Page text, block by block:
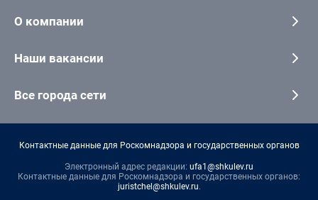
О компании
Наши вакансии
Все города сети
Контактные данные для Роскомнадзора и государственных органов
Электронный адрес редакции: ufa1@shkulev.ru
Контактные данные для Роскомнадзора и государственных органов:
juristchel@shkulev.ru.